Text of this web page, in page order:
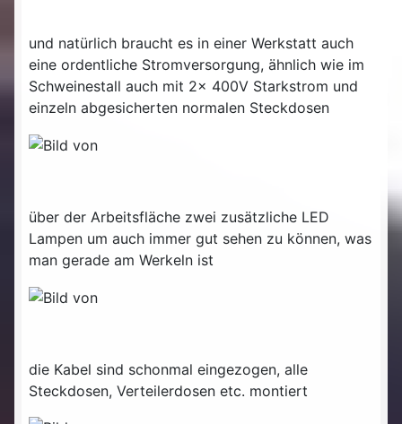
und natürlich braucht es in einer Werkstatt auch
eine ordentliche Stromversorgung, ähnlich wie im
Schweinestall auch mit 2x 400V Starkstrom und
einzeln abgesicherten normalen Steckdosen
über der Arbeitsfläche zwei zusätzliche LED
Lampen um auch immer gut sehen zu können, was
man gerade am Werkeln ist
die Kabel sind schonmal eingezogen, alle
Steckdosen, Verteilerdosen etc. montiert